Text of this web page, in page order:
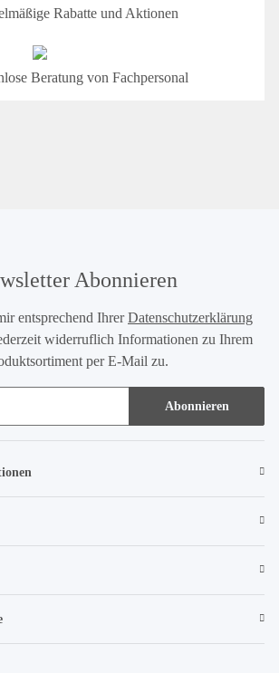
Rabatte und Aktionen
Beratung von Fachpersonal
Abonnieren
entsprechend IhrerDatenschutzerklärung
widerruflich Informationen zu Ihrem
per E-Mail zu.
Abonnieren